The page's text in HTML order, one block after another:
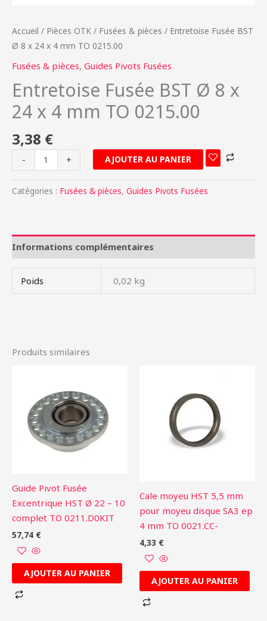
Accueil / Pièces OTK / Fusées & pièces / Entretoise Fusée BST
Ø 8 x 24 x 4 mm TO 0215.00
Fusées & pièces, Guides Pivots Fusées
Entretoise Fusée BST Ø 8 x
24 x 4 mm TO 0215.00
3,38 €
-
TO
0215.00
+ AJOUTER AU PANIER
Catégories : Fusées & pièces, Guides Pivots Fusées
Informations complémentaires
Poids 0,02 kg
Produits similaires
Guide Pivot Fusée
Excentrique HST Ø 22 – 10
complet TO 0211.D0KIT
57,74 €
AJOUTER AU PANIER
Cale moyeu HST 5,5 mm
pour moyeu disque SA3 ep
4 mm TO 0021.CC-
4,33 €
AJOUTER AU PANIER